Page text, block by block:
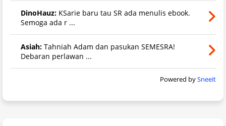
DinoHauz: KSarie baru tau SR ada menulis ebook.
Semoga ada r ...
Asiah: Tahniah Adam dan pasukan SEMESRA!
Debaran perlawan ...
Powered bySneeit